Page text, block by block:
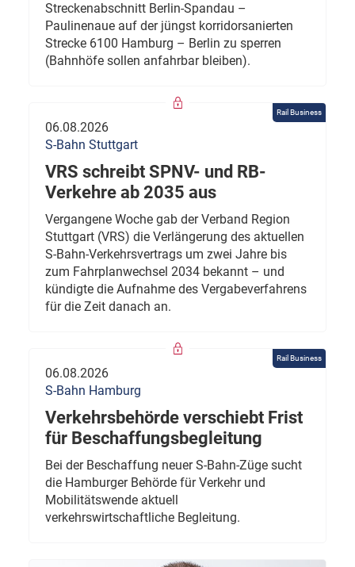
Streckenabschnitt Berlin-Spandau –
Paulinenaue auf der jüngst korridorsanierten
Strecke 6100 Hamburg – Berlin zu sperren
(Bahnhöfe sollen anfahrbar bleiben).
Rail Business
06.08.2026
S-Bahn Stuttgart
VRS schreibt SPNV- und RB-
Verkehre ab 2035 aus
Vergangene Woche gab der Verband Region
Stuttgart (VRS) die Verlängerung des aktuellen
S-Bahn-Verkehrsvertrags um zwei Jahre bis
zum Fahrplanwechsel 2034 bekannt – und
kündigte die Aufnahme des Vergabeverfahrens
für die Zeit danach an.
Rail Business
06.08.2026
S-Bahn Hamburg
Verkehrsbehörde verschiebt Frist
für Beschaffungsbegleitung
Bei der Beschaffung neuer S-Bahn-Züge sucht
die Hamburger Behörde für Verkehr und
Mobilitätswende aktuell
verkehrswirtschaftliche Begleitung.